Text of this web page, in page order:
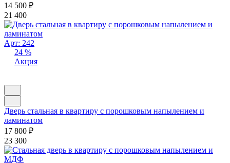
14 500 ₽
21 400
Арт: 242
24 %
Акция
Дверь стальная в квартиру с порошковым напылением и
ламинатом
17 800 ₽
23 300